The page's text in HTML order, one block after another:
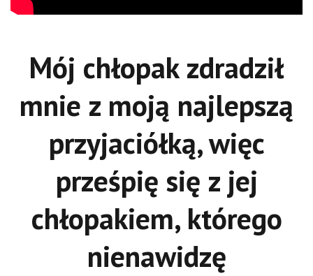
Mój chłopak zdradził
mnie z moją najlepszą
przyjaciółką, więc
prześpię się z jej
chłopakiem, którego
nienawidzę